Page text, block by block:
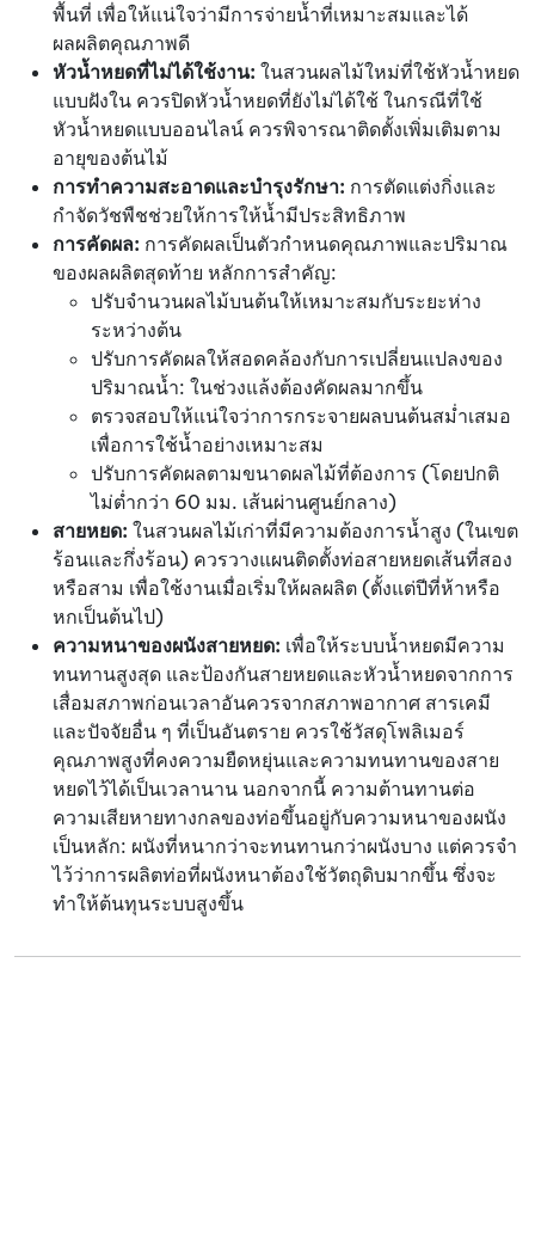
พื้นที่ เพื่อให้แน่ใจว่ามีการจ่ายน้ำที่เหมาะสมและได้
ผลผลิตคุณภาพดี
หัวน้ำหยดที่ไม่ได้ใช้งาน: ในสวนผลไม้ใหม่ที่ใช้หัวน้ำหยด
แบบฝังใน ควรปิดหัวน้ำหยดที่ยังไม่ได้ใช้ ในกรณีที่ใช้
หัวน้ำหยดแบบออนไลน์ ควรพิจารณาติดตั้งเพิ่มเติมตาม
อายุของต้นไม้
การทำความสะอาดและบำรุงรักษา: การตัดแต่งกิ่งและ
กำจัดวัชพืชช่วยให้การให้น้ำมีประสิทธิภาพ
การคัดผล: การคัดผลเป็นตัวกำหนดคุณภาพและปริมาณ
ของผลผลิตสุดท้าย หลักการสำคัญ:
ปรับจำนวนผลไม้บนต้นให้เหมาะสมกับระยะห่าง
ระหว่างต้น
ปรับการคัดผลให้สอดคล้องกับการเปลี่ยนแปลงของ
ปริมาณน้ำ: ในช่วงแล้งต้องคัดผลมากขึ้น
ตรวจสอบให้แน่ใจว่าการกระจายผลบนต้นสม่ำเสมอ
เพื่อการใช้น้ำอย่างเหมาะสม
ปรับการคัดผลตามขนาดผลไม้ที่ต้องการ (โดยปกติ
ไม่ต่ำกว่า 60 มม. เส้นผ่านศูนย์กลาง)
สายหยด: ในสวนผลไม้เก่าที่มีความต้องการน้ำสูง (ในเขต
ร้อนและกึ่งร้อน) ควรวางแผนติดตั้งท่อสายหยดเส้นที่สอง
หรือสาม เพื่อใช้งานเมื่อเริ่มให้ผลผลิต (ตั้งแต่ปีที่ห้าหรือ
หกเป็นต้นไป)
ความหนาของผนังสายหยด: เพื่อให้ระบบน้ำหยดมีความ
ทนทานสูงสุด และป้องกันสายหยดและหัวน้ำหยดจากการ
เสื่อมสภาพก่อนเวลาอันควรจากสภาพอากาศ สารเคมี
และปัจจัยอื่น ๆ ที่เป็นอันตราย ควรใช้วัสดุโพลิเมอร์
คุณภาพสูงที่คงความยืดหยุ่นและความทนทานของสาย
หยดไว้ได้เป็นเวลานาน นอกจากนี้ ความต้านทานต่อ
ความเสียหายทางกลของท่อขึ้นอยู่กับความหนาของผนัง
เป็นหลัก: ผนังที่หนากว่าจะทนทานกว่าผนังบาง แต่ควรจำ
ไว้ว่าการผลิตท่อที่ผนังหนาต้องใช้วัตถุดิบมากขึ้น ซึ่งจะ
ทำให้ต้นทุนระบบสูงขึ้น